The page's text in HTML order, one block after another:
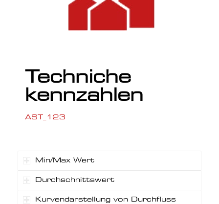
Techniche
kennzahlen
AST_123
Min/Max Wert
Durchschnittswert
Kurvendarstellung von Durchfluss